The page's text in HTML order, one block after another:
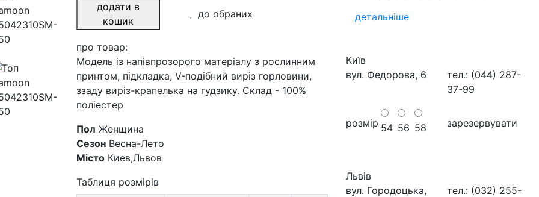
додати в
кошик
до обраних
про товар:
Модель із напівпрозорого матеріалу з рослинним
принтом, підкладка, V-подібний виріз горловини,
ззаду виріз-крапелька на гудзику. Склад - 100%
поліестер
Пол Женщина
Сезон Весна-Лето
Місто Киев,Львов
Таблиця розмірів
детальніше
Київ
вул. Федорова, 6
тел.: (044) 287-
37-99
розмір 54 56 58 зарезервувати
Львів
вул. Городоцька,
тел.: (032) 255-